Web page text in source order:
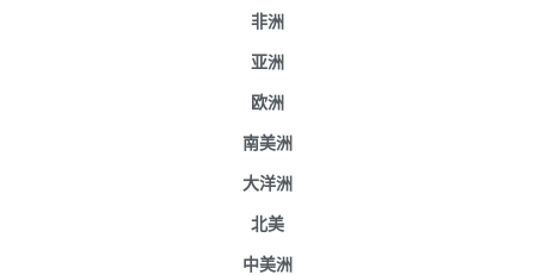
非洲
亚洲
欧洲
南美洲
大洋洲
北美
中美洲